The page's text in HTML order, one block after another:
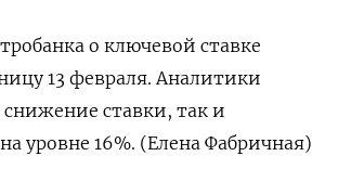
о ключевой ставке
13 февраля. Аналитики
снижение ставки, так ⁠и
уровне 16%. (Елена Фабричная)